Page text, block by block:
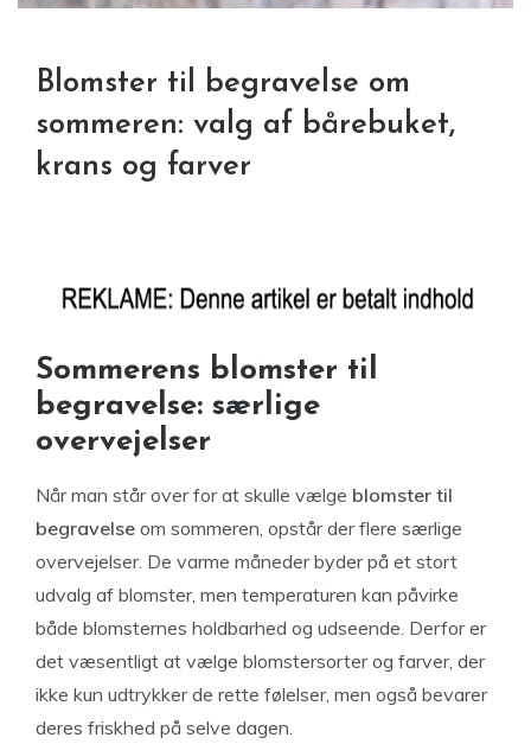
Blomster til begravelse om
sommeren: valg af bårebuket,
krans og farver
Sommerens blomster til
begravelse: særlige
overvejelser
Når man står over for at skulle vælge blomster til
begravelse om sommeren, opstår der flere særlige
overvejelser. De varme måneder byder på et stort
udvalg af blomster, men temperaturen kan påvirke
både blomsternes holdbarhed og udseende. Derfor er
det væsentligt at vælge blomstersorter og farver, der
ikke kun udtrykker de rette følelser, men også bevarer
deres friskhed på selve dagen.